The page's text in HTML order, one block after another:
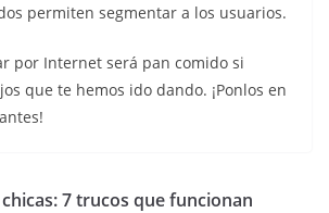
permiten segmentar a los usuarios.
por Internet será pan comido si
que te hemos ido dando. ¡Ponlos en
7 trucos que funcionan